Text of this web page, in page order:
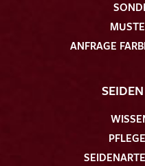
ANFRAGE